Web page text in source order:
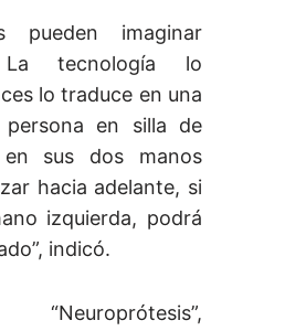
pueden imaginar
La tecnología lo
lo traduce en una
en silla de
en sus dos manos
hacia adelante, si
izquierda, podrá
indicó.